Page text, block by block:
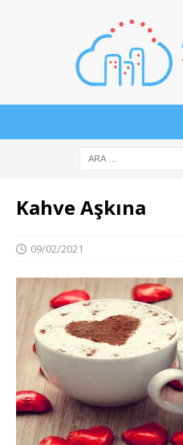
Kahve Aşkına
09/02/2021